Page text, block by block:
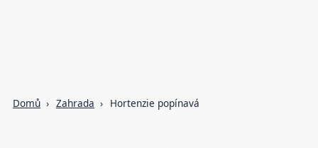
Domů Zahrada Hortenzie popínavá